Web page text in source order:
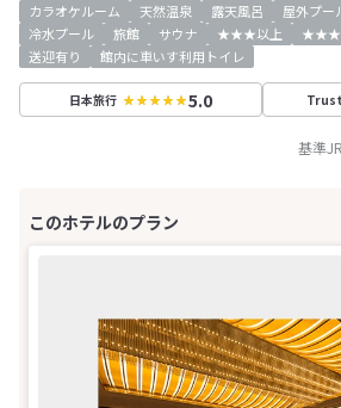
カラオケルーム
天然温泉 露天風呂 屋外プー
冷水プール
旅館 サウナ ★★★以上
送迎有り
館内に車いす利用トイレ
日本旅行 5.0
基準